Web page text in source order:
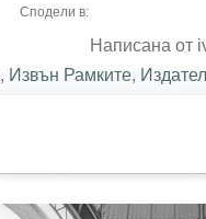
Сподели в:
Написана от
, Извън Рамките,